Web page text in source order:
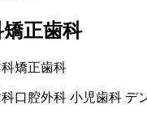
正歯科
口腔外科 小児歯科 デ